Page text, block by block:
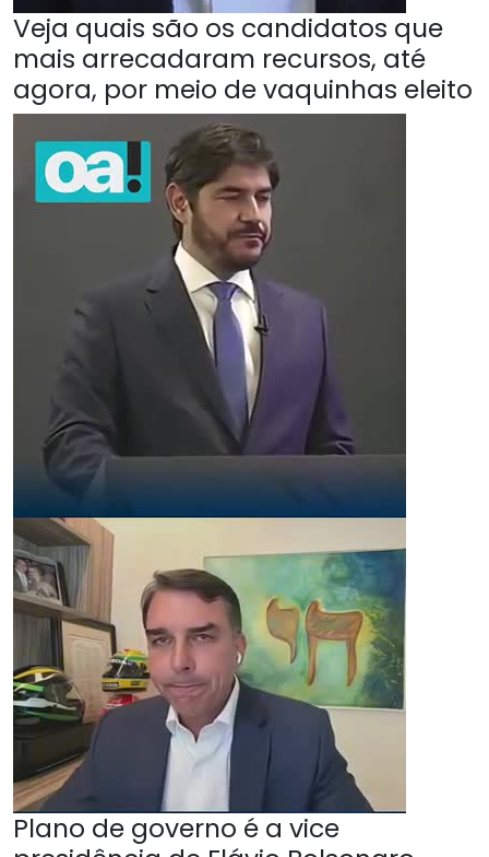
Veja quais são os candidatos que
mais arrecadaram recursos, até
agora, por meio de vaquinhas eleito
Plano de governo é a vice